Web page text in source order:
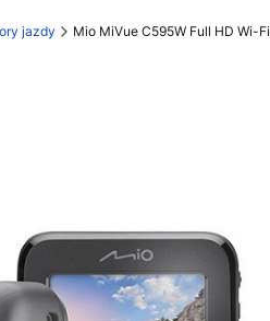
jazdy Mio MiVue C595W Full HD Wi-